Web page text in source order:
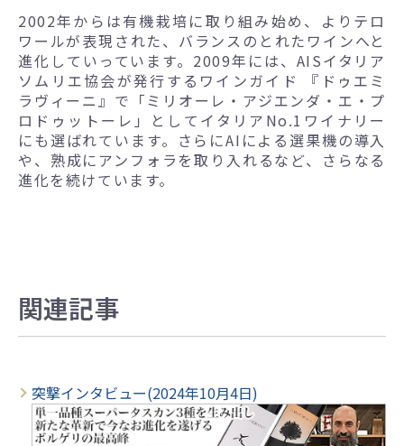
2002年からは有機栽培に取り組み始め、よりテロ
ワールが表現された、バランスのとれたワインへと
進化していっています。2009年には、AISイタリア
ソムリエ協会が発行するワインガイド 『ドゥエミ
ラヴィーニ』で「ミリオーレ・アジエンダ・エ・プ
ロドゥットーレ」としてイタリアNo.1ワイナリー
にも選ばれています。さらにAIによる選果機の導入
や、熟成にアンフォラを取り入れるなど、さらなる
進化を続けています。
関連記事
突撃インタビュー(2024年10月4日)